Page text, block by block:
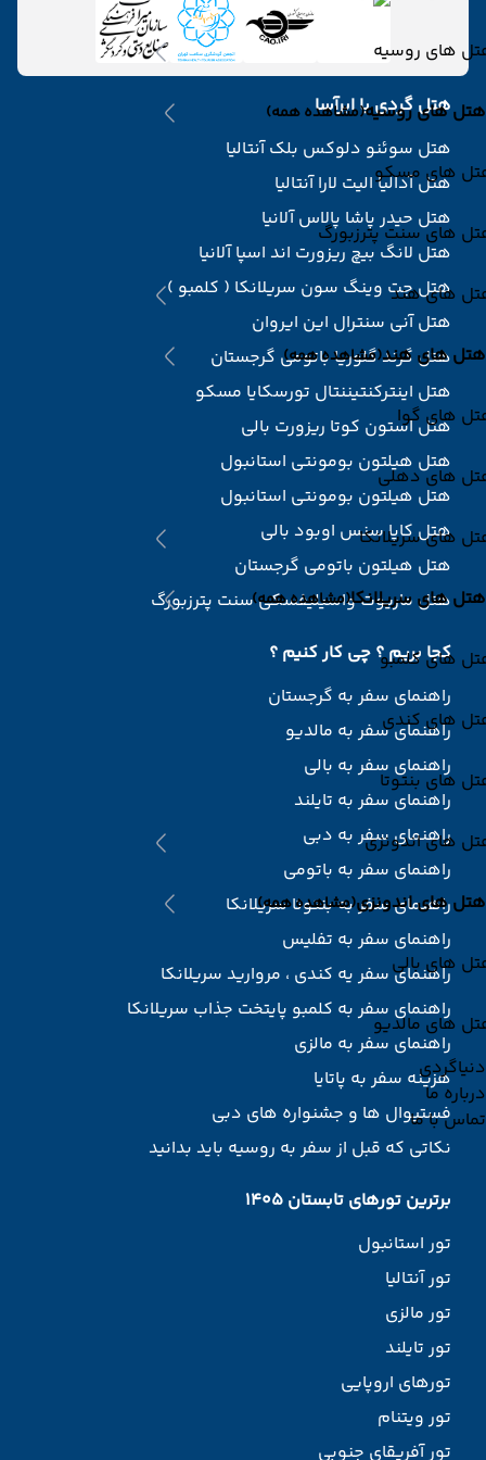
های روسیه
هتل های روسیه(مشاهده همه)
های مسکو
های سنت پترزبورگ
های هند
هتل های هند(مشاهده همه)
های گوا
های دهلی
های سریلانکا
هتل های سریلانکا(مشاهده همه)
های کلمبو
های کندی
های بنتوتا
های اندونزی
هتل های اندونزی(مشاهده همه)
های بالی
های مالدیو
دنیاگردی
درباره ما
تماس با ما
هتل گردی با ابرآسا
هتل سوئنو دلوکس بلک آنتالیا
هتل آدالیا الیت لارا آنتالیا
هتل حیدر پاشا پالاس آلانیا
هتل لانگ بیچ ریزورت اند اسپا آلانیا
هتل جت وینگ سون سریلانکا ( کلمبو )
هتل آنی سنترال این ایروان
هتل گرند گلوریا باتومی گرجستان
هتل اینترکنتیننتال تورسکایا مسکو
هتل استون کوتا ریزورت بالی
هتل هیلتون بومونتی استانبول
هتل هیلتون بومونتی استانبول
هتل کاپا سنس اوبود بالی
هتل هیلتون باتومی گرجستان
هتل ماریوت واسیلیفسکی سنت پترزبورگ
کجا بریم ؟ چی کار کنیم ؟
راهنمای سفر به گرجستان
راهنمای سفر به مالدیو
راهنمای سفر به بالی
راهنمای سفر به تایلند
راهنمای سفر به دبی
راهنمای سفر به باتومی
راهنمای سفر به بنتوتا سریلانکا
راهنمای سفر به تفلیس
راهنمای سفر یه کندی ، مروارید سریلانکا
راهنمای سفر به کلمبو پایتخت جذاب سریلانکا
راهنمای سفر به مالزی
هزینه سفر به پاتایا
فستیوال ها و جشنواره های دبی
نکاتی که قبل از سفر به روسیه باید بدانید
برترین تورهای تابستان 1405
تور استانبول
تور آنتالیا
تور مالزی
تور تایلند
تورهای اروپایی
تور ویتنام
تور آفریقای جنوبی